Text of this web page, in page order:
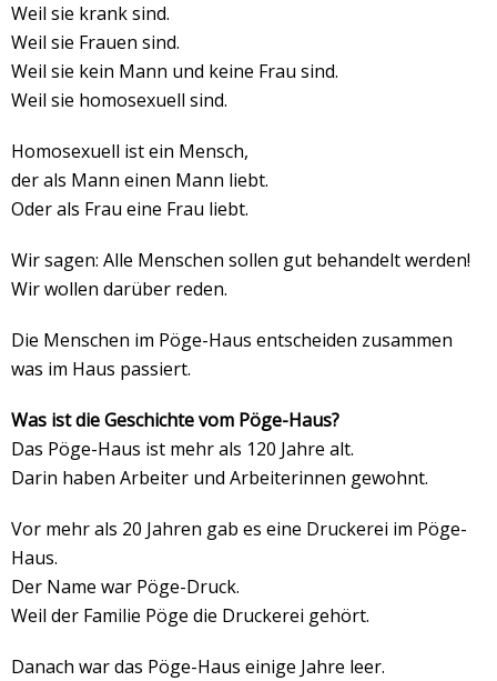
Weil sie krank sind.
Weil sie Frauen sind.
Weil sie kein Mann und keine Frau sind.
Weil sie homosexuell sind.
Homosexuell ist ein Mensch,
der als Mann einen Mann liebt.
Oder als Frau eine Frau liebt.
Wir sagen: Alle Menschen sollen gut behandelt werden!
Wir wollen darüber reden.
Die Menschen im Pöge-Haus entscheiden zusammen
was im Haus passiert.
Was ist die Geschichte vom Pöge-Haus?
Das Pöge-Haus ist mehr als 120 Jahre alt.
Darin haben Arbeiter und Arbeiterinnen gewohnt.
Vor mehr als 20 Jahren gab es eine Druckerei im Pöge-
Haus.
Der Name war Pöge-Druck.
Weil der Familie Pöge die Druckerei gehört.
Danach war das Pöge-Haus einige Jahre leer.